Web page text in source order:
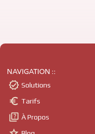
consulter les annonces
remplaçante et d'infirmier
De même, des infirmières
recherche de
cabinetpeuvent postuler
courant de le dire -
ou une
de présentation auprès
de patientèle" ou "vente de
libéral ou une IDE libérale de
NAVIGATION ::
 Solutions
 Tarifs
 À Propos